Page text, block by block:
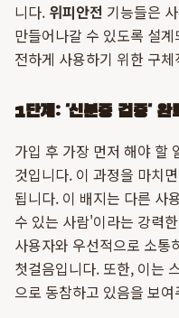
니다. 위피안전 기능들은
만들어나갈 수 있도록 설
전하게 사용하기 위한 구
1단계: '신분증 검증' 완
가입 후 가장 먼저 해야 할
것입니다. 이 과정을 마치
됩니다. 이 배지는 다른 사
수 있는 사람'이라는 강력
사용자와 우선적으로 소통
첫걸음입니다. 또한, 이는
으로 동참하고 있음을 보